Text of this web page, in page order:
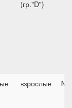
(гр."D")
взрослые